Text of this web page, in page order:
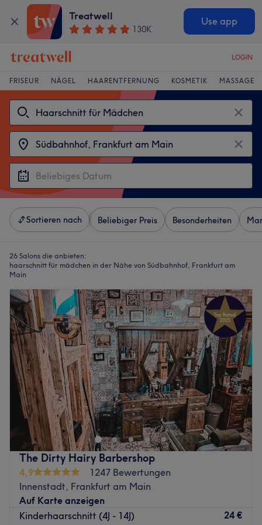
Treatwell
130K
Use app
LOGIN
FRISEUR NÄGEL HAARENTFERNUNG KOSMETIK MASSAGE
Sortieren nach Beliebiger Preis Besonderheiten
26 Salons die anbieten:
haarschnitt für mädchen in der Nähe von Südbahnhof, Frankfurt am
Main
The Dirty Hairy Barbershop
4,9
1247 Bewertungen
Innenstadt, Frankfurt am Main
Auf Karte anzeigen
Kinderhaarschnitt (4J - 14J)
24 €